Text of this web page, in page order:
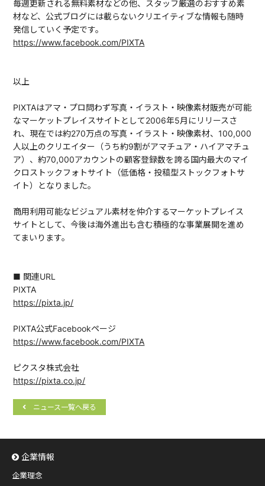
毎週更新される無料素材などの他、スタッフ厳選のおすすめ素
材など、公式ブログには載らないクリエイティブな情報も随時
発信していく予定です。
https://www.facebook.com/PIXTA
以上
PIXTAはアマ・プロ問わず写真・イラスト・映像素材販売が可能
なマーケットプレイスサイトとして2006年5月にリリースさ
れ、現在では約270万点の写真・イラスト・映像素材、100,000
人以上のクリエイター（うち約9割がアマチュア・ハイアマチュ
ア）、約70,000アカウントの顧客登録数を誇る国内最大のマイ
クロストックフォトサイト（低価格・投稿型ストックフォトサ
イト）となりました。
商用利用可能なビジュアル素材を仲介するマーケットプレイス
サイトとして、今後は海外進出も含む積極的な事業展開を進め
てまいります。
■ 関連URL
PIXTA
https://pixta.jp/
PIXTA公式Facebookページ
https://www.facebook.com/PIXTA
ピクスタ株式会社
https://pixta.co.jp/
ニュース一覧へ戻る
企業情報
企業理念